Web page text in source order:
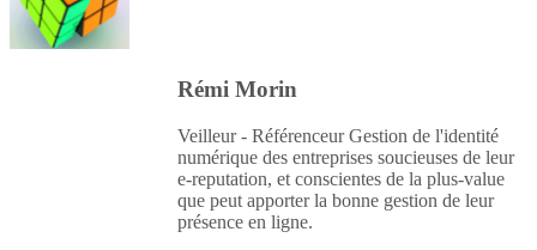
Rémi Morin
Veilleur - Référenceur Gestion de l'identité
numérique des entreprises soucieuses de leur
e-reputation, et conscientes de la plus-value
que peut apporter la bonne gestion de leur
présence en ligne.